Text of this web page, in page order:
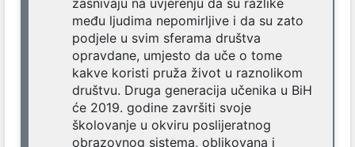
zasnivaju na uvjerenju da su razlike
među ljudima nepomirljive i da su zato
podjele u svim sferama društva
opravdane, umjesto da uče o tome
kakve koristi pruža život u raznolikom
društvu. Druga generacija učenika u BiH
će 2019. godine završiti svoje
školovanje u okviru poslijeratnog
obrazovnog sistema, oblikovana i